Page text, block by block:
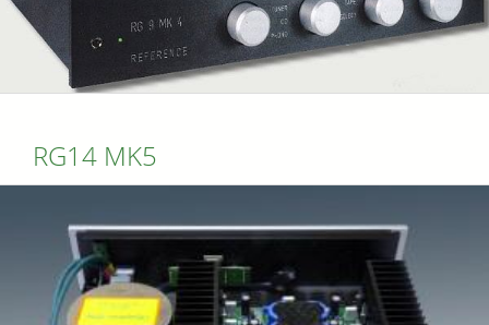
RG14 MK5